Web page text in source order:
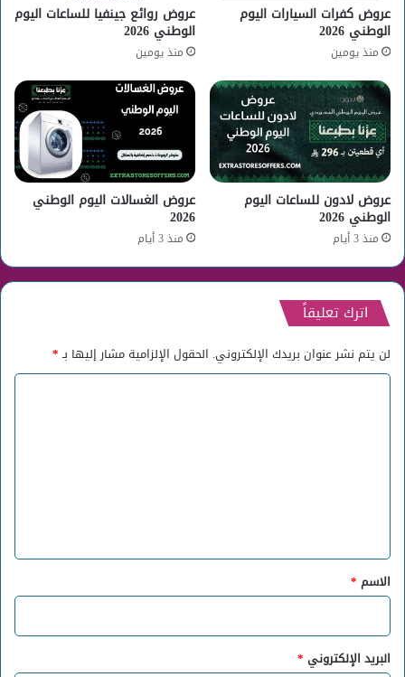
عروض كفرات السيارات اليوم
الوطني 2026
منذ يومين
عروض روائع جينفيا للساعات اليوم
الوطني 2026
منذ يومين
عروض لادون للساعات اليوم
الوطني 2026
منذ 3 أيام
عروض الغسالات اليوم الوطني
2026
منذ 3 أيام
اترك تعليقاً
لن يتم نشر عنوان بريدك الإلكتروني. الحقول الإلزامية مشار إليها بـ*
*
الاسم *
البريد الإلكتروني *